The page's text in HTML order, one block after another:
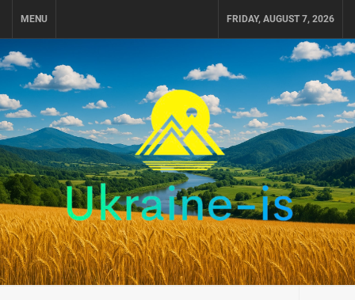
MENU FRIDAY, AUGUST 7, 2026
UKRAINE-IS
ПОДОРОЖI ПО УКРАЇНІ